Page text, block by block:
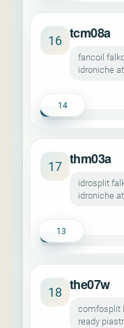
16 tcm08a
fancoil
idroniche
14
17 thm03a
idrosplit
idroniche
13
18 the07w
comfosplit
ready